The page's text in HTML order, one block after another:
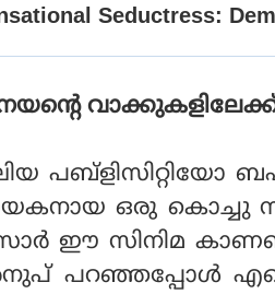
പബ്‌ളിസിറ്റിയോ
ഒരു കൊച്ചു
ഈ സിനിമ
പറഞ്ഞപ്പോള്‍